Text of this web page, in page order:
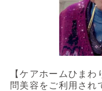
【ケアホームひま
問美容をご利用され